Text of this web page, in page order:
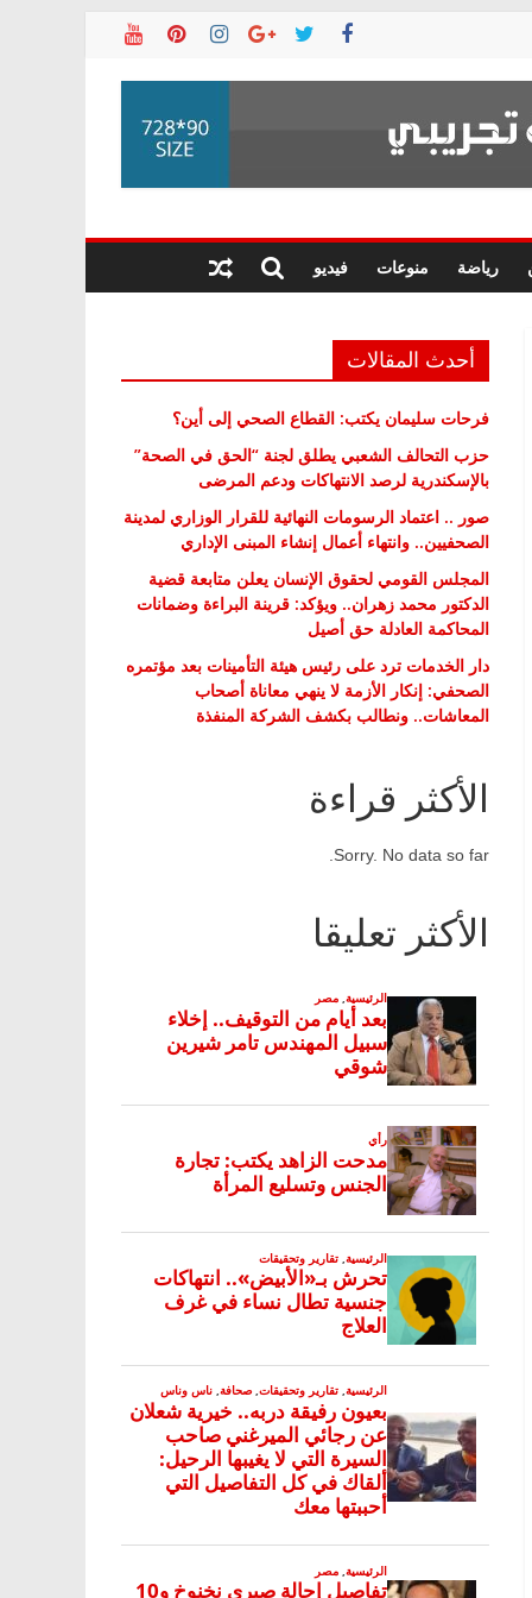
رياضة منوعات فيديو
أحدث المقالات
فرحات سليمان يكتب: القطاع الصحي إلى أين؟
حزب التحالف الشعبي يطلق لجنة “الحق في الصحة”
بالإسكندرية لرصد الانتهاكات ودعم المرضى
صور .. اعتماد الرسومات النهائية للقرار الوزاري لمدينة
الصحفيين.. وانتهاء أعمال إنشاء المبنى الإداري
المجلس القومي لحقوق الإنسان يعلن متابعة قضية
الدكتور محمد زهران.. ويؤكد: قرينة البراءة وضمانات
المحاكمة العادلة حق أصيل
دار الخدمات ترد على رئيس هيئة التأمينات بعد مؤتمره
الصحفي: إنكار الأزمة لا ينهي معاناة أصحاب
المعاشات.. ونطالب بكشف الشركة المنفذة
الأكثر قراءة
Sorry. No data so far.
الأكثر تعليقا